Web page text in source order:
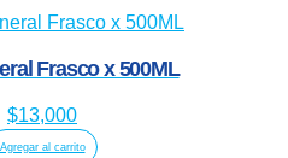
Frasco x 500ML
$13,000
Agregar al carrito